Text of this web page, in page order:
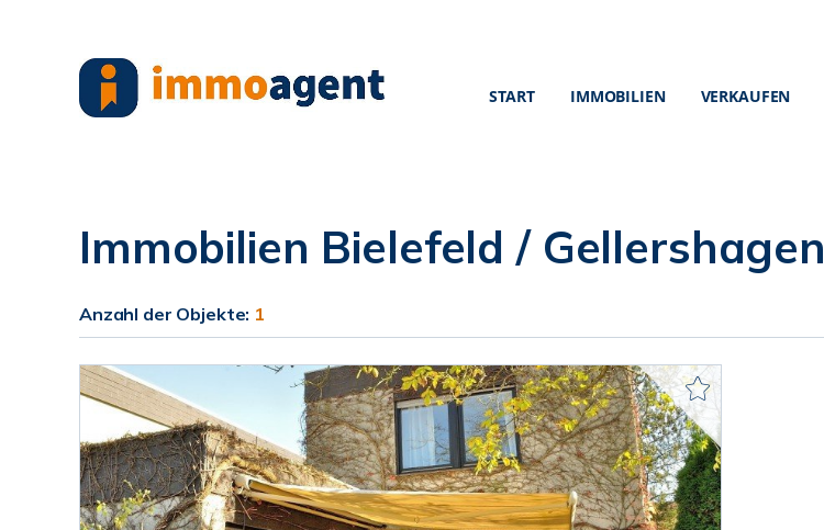
START IMMOBILIEN VERKAUFEN
Immobilien Bielefeld / Gellershagen
Anzahl der Objekte: 1